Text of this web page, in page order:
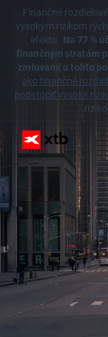
Finančné
vysokým rizikom
efektu. Na 77 %
finančným stratám
zmluvami u tohto
ako finančné
podstúpiť vysoké